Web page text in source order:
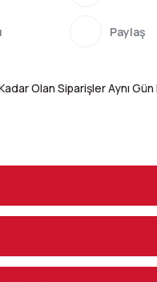
Paylaş
Olan Siparişler Aynı